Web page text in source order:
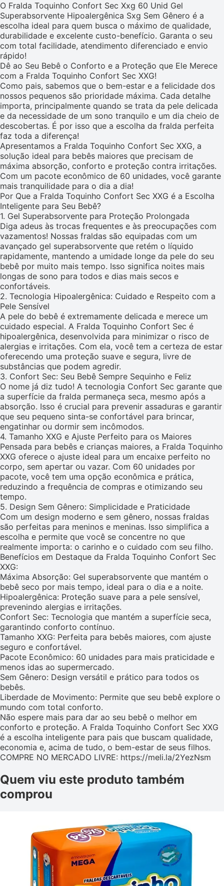
O Fralda Toquinho Confort Sec Xxg 60 Unid Gel
Superabsorvente Hipoalergênica Sxg Sem Gênero é a
escolha ideal para quem busca o máximo de qualidade,
durabilidade e excelente custo-benefício. Garanta o seu
com total facilidade, atendimento diferenciado e envio
rápido!
Dê ao Seu Bebê o Conforto e a Proteção que Ele Merece
com a Fralda Toquinho Confort Sec XXG!
Como pais, sabemos que o bem-estar e a felicidade dos
nossos pequenos são prioridade máxima. Cada detalhe
importa, principalmente quando se trata da pele delicada
e da necessidade de um sono tranquilo e um dia cheio de
descobertas. É por isso que a escolha da fralda perfeita
faz toda a diferença!
Apresentamos a Fralda Toquinho Confort Sec XXG, a
solução ideal para bebês maiores que precisam de
máxima absorção, conforto e proteção contra irritações.
Com um pacote econômico de 60 unidades, você garante
mais tranquilidade para o dia a dia!
Por Que a Fralda Toquinho Confort Sec XXG é a Escolha
Inteligente para Seu Bebê?
1. Gel Superabsorvente para Proteção Prolongada
Diga adeus às trocas frequentes e às preocupações com
vazamentos! Nossas fraldas são equipadas com um
avançado gel superabsorvente que retém o líquido
rapidamente, mantendo a umidade longe da pele do seu
bebê por muito mais tempo. Isso significa noites mais
longas de sono para todos e dias mais secos e
confortáveis.
2. Tecnologia Hipoalergênica: Cuidado e Respeito com a
Pele Sensível
A pele do bebê é extremamente delicada e merece um
cuidado especial. A Fralda Toquinho Confort Sec é
hipoalergênica, desenvolvida para minimizar o risco de
alergias e irritações. Com ela, você tem a certeza de estar
oferecendo uma proteção suave e segura, livre de
substâncias que podem agredir.
3. Confort Sec: Seu Bebê Sempre Sequinho e Feliz
O nome já diz tudo! A tecnologia Confort Sec garante que
a superfície da fralda permaneça seca, mesmo após a
absorção. Isso é crucial para prevenir assaduras e garantir
que seu pequeno sinta-se confortável para brincar,
engatinhar ou dormir sem incômodos.
4. Tamanho XXG e Ajuste Perfeito para os Maiores
Pensada para bebês e crianças maiores, a Fralda Toquinho
XXG oferece o ajuste ideal para um encaixe perfeito no
corpo, sem apertar ou vazar. Com 60 unidades por
pacote, você tem uma opção econômica e prática,
reduzindo a frequência de compras e otimizando seu
tempo.
5. Design Sem Gênero: Simplicidade e Praticidade
Com um design moderno e sem gênero, nossas fraldas
são perfeitas para meninos e meninas. Isso simplifica a
escolha e permite que você se concentre no que
realmente importa: o carinho e o cuidado com seu filho.
Benefícios em Destaque da Fralda Toquinho Confort Sec
XXG:
Máxima Absorção: Gel superabsorvente que mantém o
bebê seco por mais tempo, ideal para o dia e a noite.
Hipoalergênica: Proteção suave para a pele sensível,
prevenindo alergias e irritações.
Confort Sec: Tecnologia que mantém a superfície seca,
garantindo conforto contínuo.
Tamanho XXG: Perfeita para bebês maiores, com ajuste
seguro e confortável.
Pacote Econômico: 60 unidades para mais praticidade e
menos idas ao supermercado.
Sem Gênero: Design versátil e prático para todos os
bebês.
Liberdade de Movimento: Permite que seu bebê explore o
mundo com total conforto.
Não espere mais para dar ao seu bebê o melhor em
conforto e proteção. A Fralda Toquinho Confort Sec XXG
é a escolha inteligente para pais que buscam qualidade,
economia e, acima de tudo, o bem-estar de seus filhos.
COMPRE NO MERCADO LIVRE: https://meli.la/2YezNsm
Quem viu este produto também
comprou